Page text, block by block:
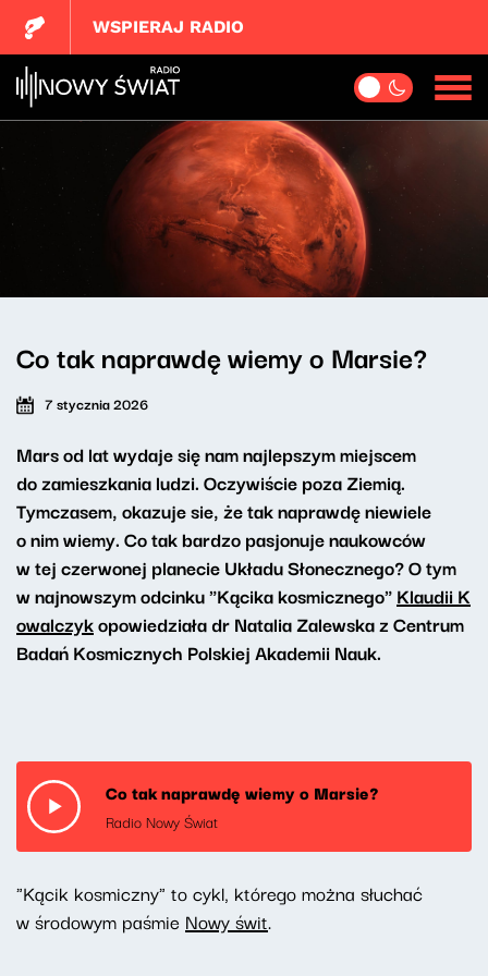
WSPIERAJ RADIO
Co tak naprawdę wiemy o Marsie?
7 stycznia 2026
Mars od lat wydaje się nam najlepszym miejscem
do zamieszkania ludzi. Oczywiście poza Ziemią.
Tymczasem, okazuje sie, że tak naprawdę niewiele
o nim wiemy. Co tak bardzo pasjonuje naukowców
w tej czerwonej planecie Układu Słonecznego? O tym
w najnowszym odcinku "Kącika kosmicznego"Klaudii K
owalczykopowiedziała dr Natalia Zalewska z Centrum
Badań Kosmicznych Polskiej Akademii Nauk.
Co tak naprawdę wiemy o Marsie?
Radio Nowy Świat
"Kącik kosmiczny" to cykl, którego można słuchać
w środowym paśmie Nowy świt.